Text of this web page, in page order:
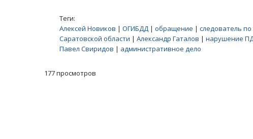
Теги:
Алексей Новиков | ОГИБДД | обращение | следователь
Саратовской области | Александр Гаталов | нарушение
Павел Свиридов | административное дело
177 просмотров